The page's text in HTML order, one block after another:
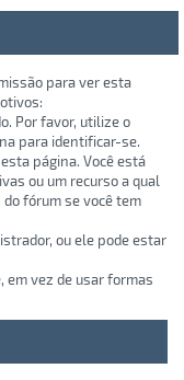
para ver esta
Por favor, utilize o
para identificar-se.
página. Você está
ou um recurso a qual
fórum se você tem
ou ele pode estar
em vez de usar formas